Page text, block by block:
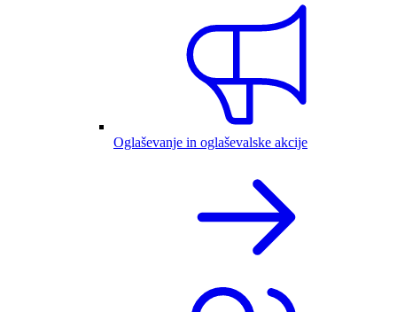
Oglaševanje in oglaševalske akcije